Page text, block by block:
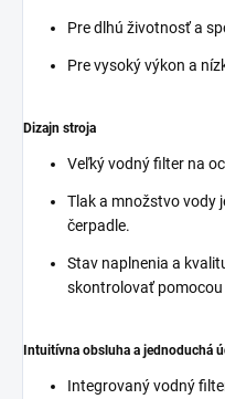
Pre dlhú životnosť a
Pre vysoký výkon a
Dizajn stroja
Veľký vodný filter na
Tlak a množstvo vody
čerpadle.
Stav naplnenia a
skontrolovať pomocou
Intuitívna obsluha a jednoduchá
Integrovaný vodný